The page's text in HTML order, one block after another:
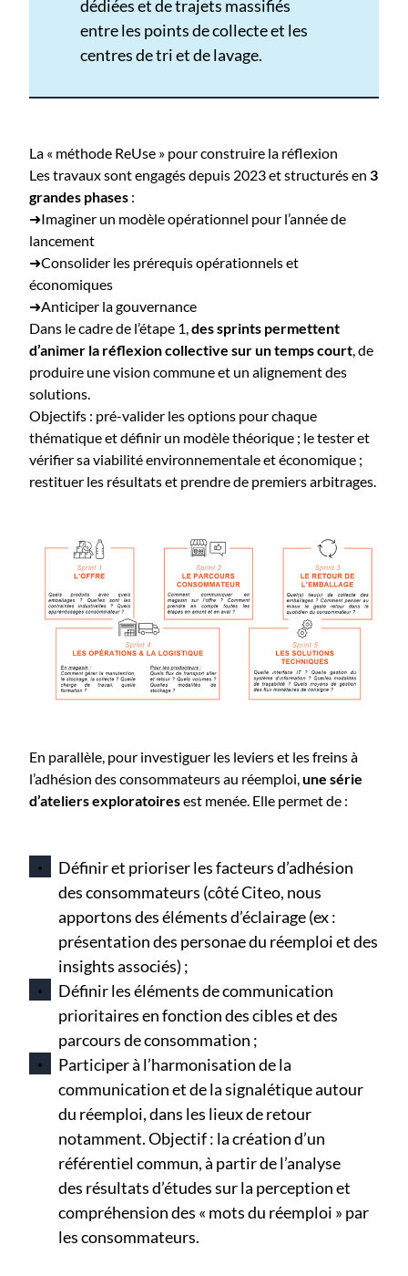
dédiées et de trajets massifiés
entre les points de collecte et les
centres de tri et de lavage.
La « méthode ReUse » pour construire la réflexion
Les travaux sont engagés depuis 2023 et structurés en 3
grandes phases :
➜Imaginer un modèle opérationnel pour l’année de
lancement
➜Consolider les prérequis opérationnels et
économiques
➜Anticiper la gouvernance
Dans le cadre de l’étape 1,des sprints permettent
d’animer la réflexion collective sur un temps court, de
produire une vision commune et un alignement des
solutions.
Objectifs : pré-valider les options pour chaque
thématique et définir un modèle théorique ; le tester et
vérifier sa viabilité environnementale et économique ;
restituer les résultats et prendre de premiers arbitrages.
En parallèle, pour investiguer les leviers et les freins à
l’adhésion des consommateurs au réemploi, une série
d’ateliers exploratoiresest menée. Elle permet de :
Définir et prioriser les facteurs d’adhésion
des consommateurs (côté Citeo, nous
apportons des éléments d’éclairage (ex :
présentation des personae du réemploi et des
insights associés) ;
Définir les éléments de communication
prioritaires en fonction des cibles et des
parcours de consommation ;
Participer à l’harmonisation de la
communication et de la signalétique autour
du réemploi, dans les lieux de retour
notamment. Objectif : la création d’un
référentiel commun, à partir de l’analyse
des résultats d’études sur la perception et
compréhension des « mots du réemploi » par
les consommateurs.